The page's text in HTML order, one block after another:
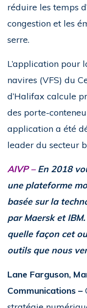
réduire les temps
congestion et les
serre.
L’application pour
navires (VFS) du
d’Halifax calcule
des porte-
application a été
leader du secteur
AIVP –En 2018
une plateforme
basée sur la
par Maersk et
quelle façon cet
outils que nous
Lane Farguson,
Communications –